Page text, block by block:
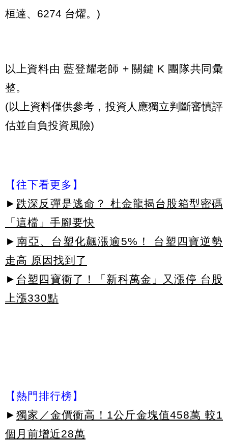
桓達、6274 台燿。)
以上資料由 藍登耀老師 + 關鍵 K 團隊共同彙
整。
(以上資料僅供參考，投資人應獨立判斷審慎評
估並自負投資風險)
【往下看更多】
► 跌深反彈是逃命？ 杜金龍揭台股箱型密碼
「這檔」手腳要快
► 南亞、台塑化飆漲逾5%！ 台塑四寶逆勢
走高 原因找到了
► 台塑四寶衝了！「新科萬金」又漲停 台股
上漲330點
【熱門排行榜】
► 獨家／金價衝高！1公斤金塊值458萬 較1
個月前增近28萬